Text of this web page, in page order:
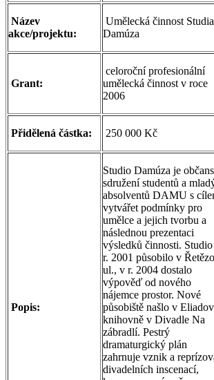
Název
akce/projektu:
Umělecká činnost Studia
Damúza
Grant:
celoroční profesionální
umělecká činnost v roce
2006
Přidělená částka: 250 000 Kč
Popis:
Studio Damúza je
sdružení studentů a
absolventů DAMU s
vytvářet podmínky pro
umělce a jejich tvorbu a
následnou prezentaci
výsledků činnosti.
r. 2001 působilo v
ul., v r. 2004 dostalo
výpověď od nového
nájemce prostor. Nové
působiště našlo v
knihovně v Divadle Na
zábradlí. Pestrý
dramaturgický plán
zahrnuje vznik a
divadelních inscenací,